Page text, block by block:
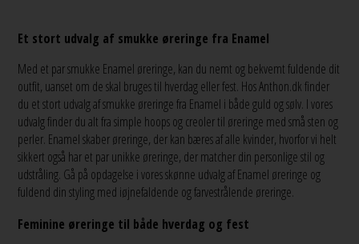
Et stort udvalg af smukke øreringe fra Enamel
Med et par smukke Enamel øreringe, kan du nemt og bekvemt fuldende dit
outfit, uanset om de skal bruges til hverdag eller fest. Hos Anthon.dk finder
du et stort udvalg af smukke øreringe fra Enamel i både guld og sølv. I vores
udvalg finder du alt fra simple hoops og creoler til øreringe med små sten og
perler. Enamel skaber øreringe, der kan bæres af alle kvinder, hvorfor vi helt
sikkert også har et par unikke øreringe, der matcher din personlige stil og
udstråling. Gå på opdagelse i vores skønne udvalg af Enamel øreringe og
fuldend din styling med iøjnefaldende og farvestrålende øreringe.
Feminine øreringe til både hverdag og fest